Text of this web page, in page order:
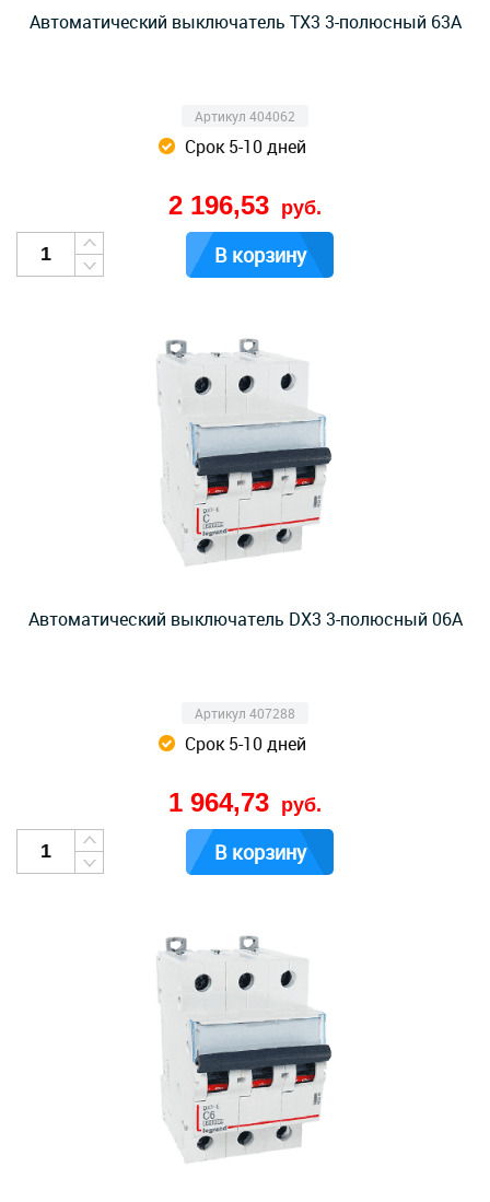
Автоматический выключатель TX3 3-полюсный 63А
Артикул 404062
Срок 5-10 дней
2 196,53 руб.
В корзину
Автоматический выключатель DX3 3-полюсный 06А
Артикул 407288
Срок 5-10 дней
1 964,73 руб.
В корзину